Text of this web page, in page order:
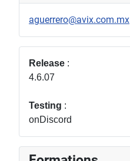
aguerrero@avix.com.mx
Release :
4.6.07
Testing :
onDiscord